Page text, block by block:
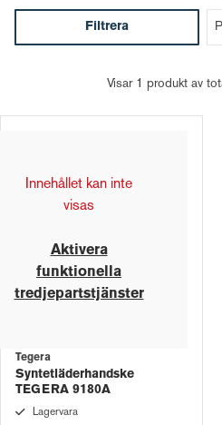
Filtrera
Visar 1 produkt av
Innehållet kan inte
visas
Aktivera
funktionella
tredjepartstjänster
Tegera
Syntetläderhandske
TEGERA 9180A
Lagervara